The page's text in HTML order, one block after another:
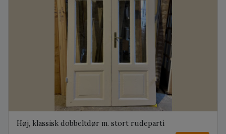
Høj, klassisk dobbeltdør m. stort rudeparti